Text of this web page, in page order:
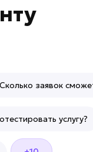
Сколько заявок
услугу?